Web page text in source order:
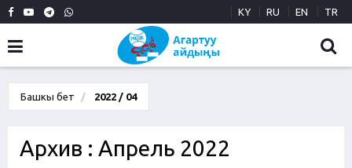
KY RU EN TR
Башкы бет 2022 / 04
Архив : Апрель 2022